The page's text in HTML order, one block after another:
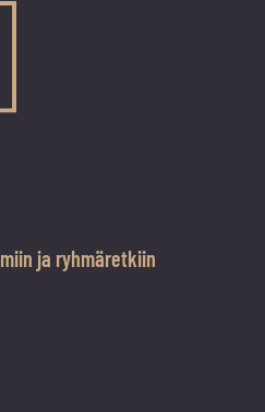
ja ryhmäretkiin